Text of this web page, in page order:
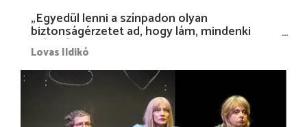
„Egyedül lenni a színpadon olyan
biztonságérzetet ad, hogy lám, mindenki
más nélkül is megvagyok magammal…”
Lovas Ildikó